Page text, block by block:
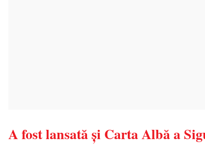
A fost lansată și Carta Albă a